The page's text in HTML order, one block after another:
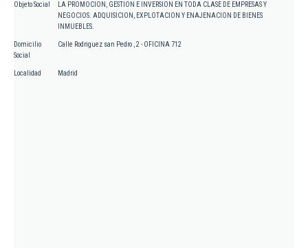
Objeto Social
LA PROMOCION, GESTION E INVERSION EN TODA CLASE DE EMPRESAS Y
NEGOCIOS. ADQUISICION, EXPLOTACION Y ENAJENACION DE BIENES
INMUEBLES.
Domicilio
Social
Calle Rodriguez san Pedro , 2 - OFICINA 712
Localidad Madrid